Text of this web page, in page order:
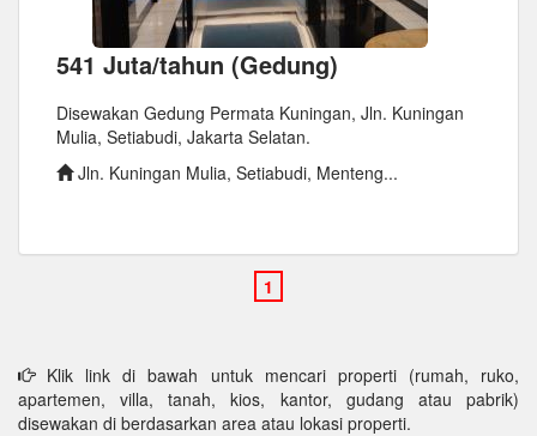
541 Juta/tahun (Gedung)
Disewakan Gedung Permata Kuningan, Jln. Kuningan
Mulia, Setiabudi, Jakarta Selatan.
Jln. Kuningan Mulia, Setiabudi, Menteng...
Klik link di bawah untuk mencari properti (rumah, ruko,
apartemen, villa, tanah, kios, kantor, gudang atau pabrik)
disewakan di berdasarkan area atau lokasi properti.